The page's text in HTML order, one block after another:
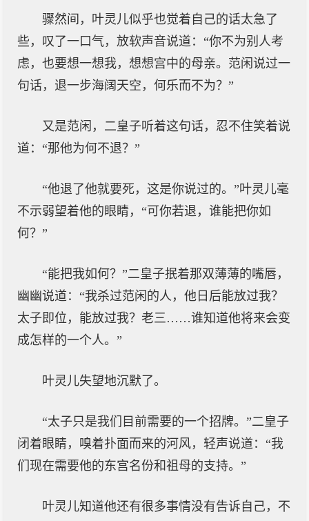
骤然间，叶灵儿似乎也觉着自己的话太急了
些，叹了一口气，放软声音说道：“你不为别人考
虑，也要想一想我，想想宫中的母亲。范闲说过一
句话，退一步海阔天空，何乐而不为？”
又是范闲，二皇子听着这句话，忍不住笑着说
道：“那他为何不退？”
“他退了他就要死，这是你说过的。”叶灵儿毫
不示弱望着他的眼睛，“可你若退，谁能把你如
何？”
“能把我如何？”二皇子抿着那双薄薄的嘴唇，
幽幽说道：“我杀过范闲的人，他日后能放过我？
太子即位，能放过我？老三……谁知道他将来会变
成怎样的一个人。”
叶灵儿失望地沉默了。
“太子只是我们目前需要的一个招牌。”二皇子
闭着眼睛，嗅着扑面而来的河风，轻声说道：“我
们现在需要他的东宫名份和祖母的支持。”
叶灵儿知道他还有很多事情没有告诉自己，不